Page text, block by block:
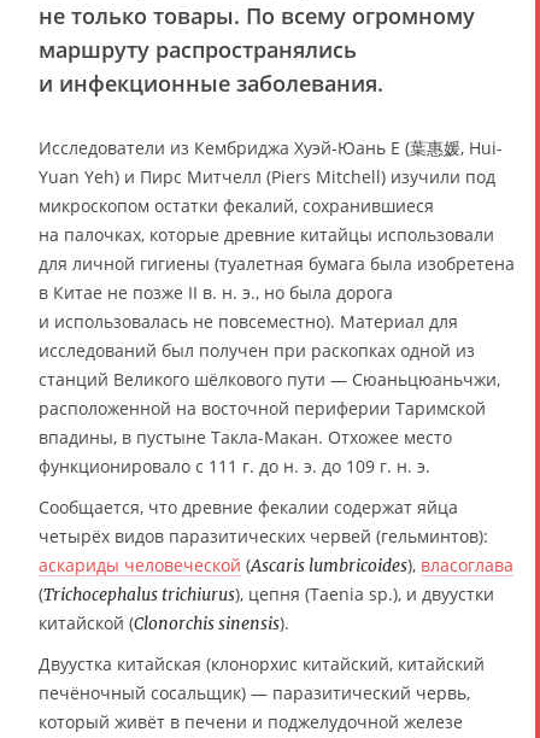
не только товары. По всему огромному
маршруту распространялись
и инфекционные заболевания.
Исследователи из Кембриджа Хуэй-Юань Е (葉惠媛, Hui-
Yuan Yeh) и Пирс Митчелл (Piers Mitchell) изучили под
микроскопом остатки фекалий, сохранившиеся
на палочках, которые древние китайцы использовали
для личной гигиены (туалетная бумага была изобретена
в Китае не позже II в. н. э., но была дорога
и использовалась не повсеместно). Материал для
исследований был получен при раскопках одной из
станций Великого шёлкового пути — Сюаньцюаньчжи,
расположенной на восточной периферии Таримской
впадины, в пустыне Такла-Макан. Отхожее место
функционировало с 111 г. до н. э. до 109 г. н. э.
Сообщается, что древние фекалии содержат яйца
четырёх видов паразитических червей (гельминтов):
аскариды человеческой (Ascaris lumbricoides), власоглава
(Trichocephalus trichiurus), цепня (Taenia sp.), и двуустки
китайской (Clonorchis sinensis).
Двуустка китайская (клонорхис китайский, китайский
печёночный сосальщик) — паразитический червь,
который живёт в печени и поджелудочной железе